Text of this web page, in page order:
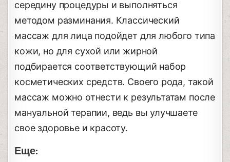
середину процедуры и выполняться
методом разминания. Классический
массаж для лица подойдет для любого типа
кожи, но для сухой или жирной
подбирается соответствующий набор
косметических средств. Своего рода, такой
массаж можно отнести к результатам после
мануальной терапии, ведь вы улучшаете
свое здоровье и красоту.
Еще: